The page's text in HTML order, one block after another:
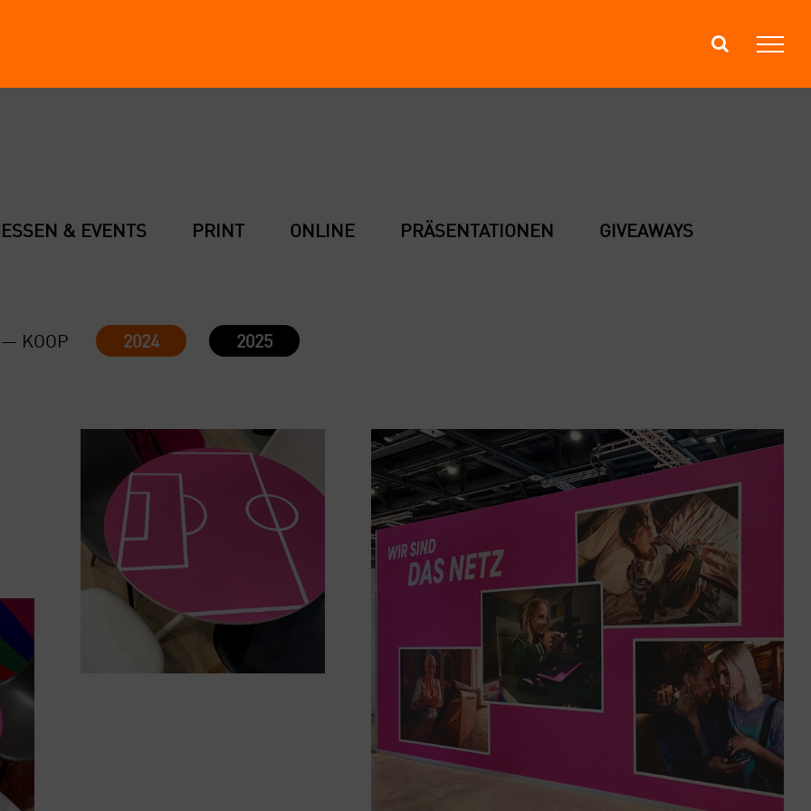
& EVENTS PRINT ONLINE PRÄ­SEN­TA­TIO­NEN GIVEA­WAYS
— KOOP 2024 2025